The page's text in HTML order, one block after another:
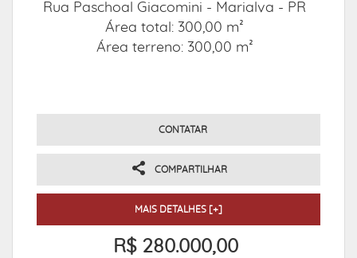
Rua Paschoal Giacomini - Marialva - PR
Área total: 300,00 m²
Área terreno: 300,00 m²
CONTATAR
COMPARTILHAR
MAIS DETALHES [+]
R$ 280.000,00